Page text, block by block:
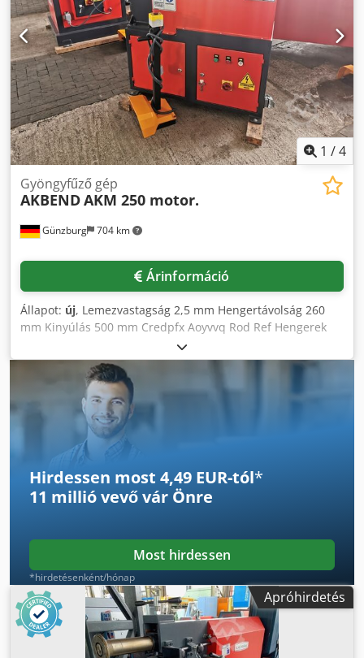
1 /4
Günzburg 704 km
Gyöngyfűző gép
AKBENDAKM 250 motor.
Árinformáció
Állapot: új, Lemezvastagság 2,5 mm Hengertávolság 260
mm Kinyúlás 500 mm Credpfx Aoyvvq Rod Ref Hengerek
középpont-távolsága 92 mm Befogás 35 mm Sebesség 3,5
m/perc Teljes teljesítményigény 1,5 kW Gép tömege kb. 295
kg Helyigény kb. 1200x700x1200 mm Felszereltség: -
motorizált bordázó gép - 3 garnitúra bordázó henger -
lábkapcsoló
Hirdessen most 4,49 EUR-tól*
11 millió vevővár Önre
Most hirdessen
*hirdetésenként/hónap
Apróhirdetés